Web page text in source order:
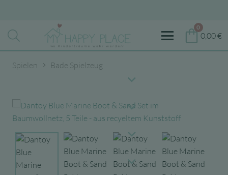
0
0,00€
Spielen Bade Spielzeug